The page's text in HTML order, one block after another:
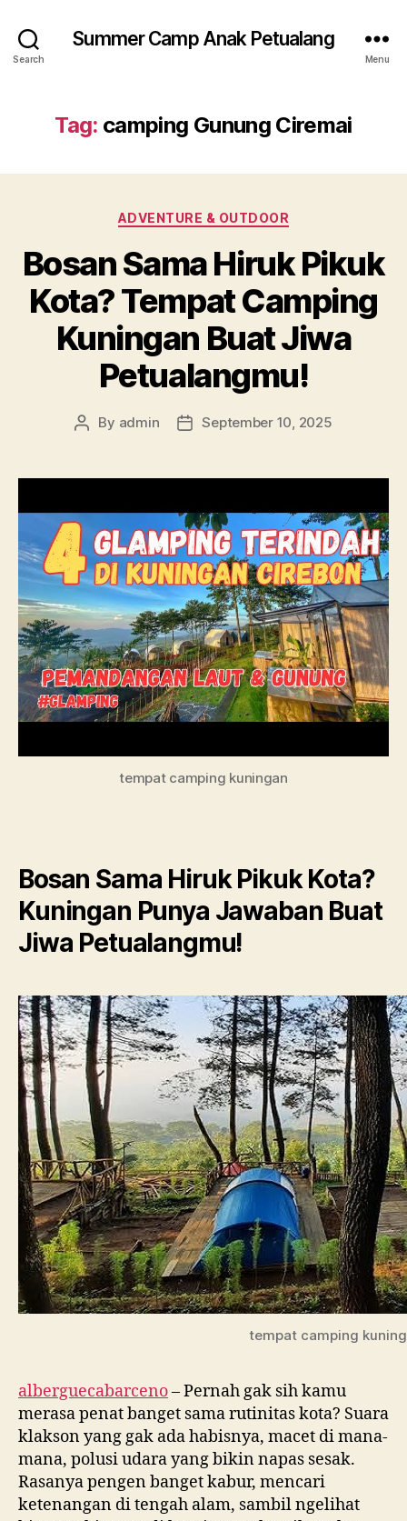
Search
Summer Camp Anak Petualang
Menu
Tag: camping Gunung Ciremai
Categories
ADVENTURE & OUTDOOR
Bosan Sama Hiruk Pikuk
Kota? Tempat Camping
Kuningan Buat Jiwa
Petualangmu!
Post
By admin
PostSeptember 10, 2025
tempat camping kuningan
Bosan Sama Hiruk Pikuk Kota?
Kuningan Punya Jawaban Buat
Jiwa Petualangmu!
tempat camping
alberguecabarceno– Pernah gak sih kamu
merasa penat banget sama rutinitas kota? Suara
klakson yang gak ada habisnya, macet di mana-
mana, polusi udara yang bikin napas sesak.
E
Rasanya pengen banget kabur, mencari
ketenangan di tengah alam, sambil ngelihat